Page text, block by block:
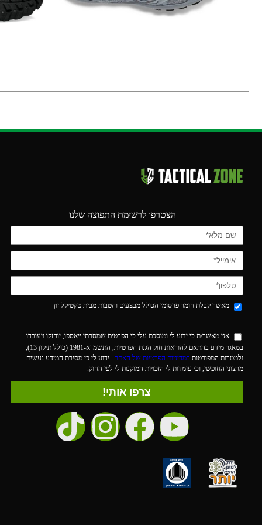
הצטרפו לרשימת התפוצה שלנו
מאשר קבלת חומר פרסומי הכולל מבצעים והטבות מבית טקטיקל זון
אני מאשר/ת כי ידוע לי ומוסכם עלי כי הפרטים שמסרתי ייאספו, יוחזקו ויעובדו
במאגר מידע בהתאם להוראות חוק הגנת הפרטיות, התשמ"א-1981 (כולל תיקון 13),
ולמטרות המפורטות במדיניות הפרטיות של האתר . ידוע לי כי מסירת המידע נעשית
מרצוני החופשי, וכי עומדות לי הזכויות המוקנות לי לפי החוק.
צרפו אותי!